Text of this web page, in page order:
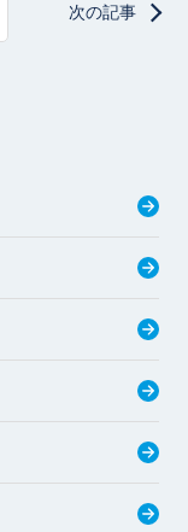
次の記事